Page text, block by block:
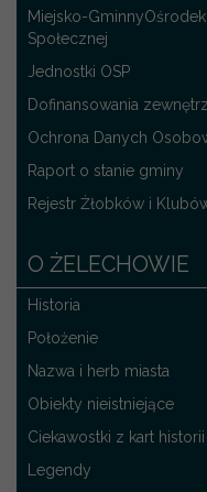
Miejsko-
Społecznej
Jednostki OSP
Dofinansowania
Ochrona Danych
Raport o stanie gminy
Rejestr Żłobków i
O ŻELECHOWIE
Historia
Położenie
Nazwa i herb miasta
Obiekty nieistniejące
Ciekawostki z kart historii
Legendy